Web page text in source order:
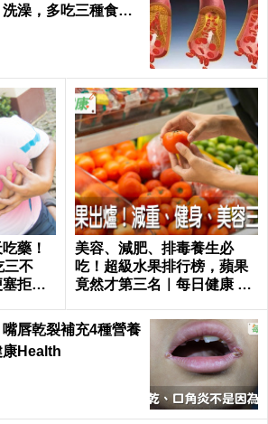
澡，多吃三種食物
藥！
三不
拒門
美容、減肥、排毒養生必
吃！超級水果排行榜，蘋果
竟然才第三名｜每日健康 He
唇乾裂補充4種營養
康Health